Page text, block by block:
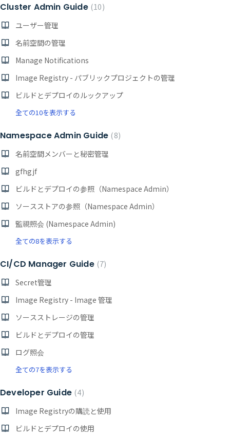
Cluster Admin Guide 10
ユーザー管理
名前空間の管理
Manage Notifications
Image Registry - パブリックプロジェクトの管理
ビルドとデプロイのルックアップ
全ての10を表示する
Namespace Admin Guide 8
名前空間メンバーと秘密管理
gfhgjf
ビルドとデプロイの参照（Namespace Admin）
ソースストアの参照（Namespace Admin）
監視照会 (Namespace Admin)
全ての8を表示する
CI/CD Manager Guide 7
Secret管理
Image Registry - Image 管理
ソースストレージの管理
ビルドとデプロイの管理
ログ照会
全ての7を表示する
Developer Guide 4
Image Registryの購読と使用
ビルドとデプロイの使用